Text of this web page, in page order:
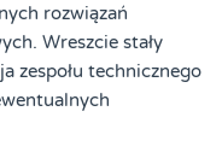
rozwiązań
Wreszcie stały
zespołu technicznego